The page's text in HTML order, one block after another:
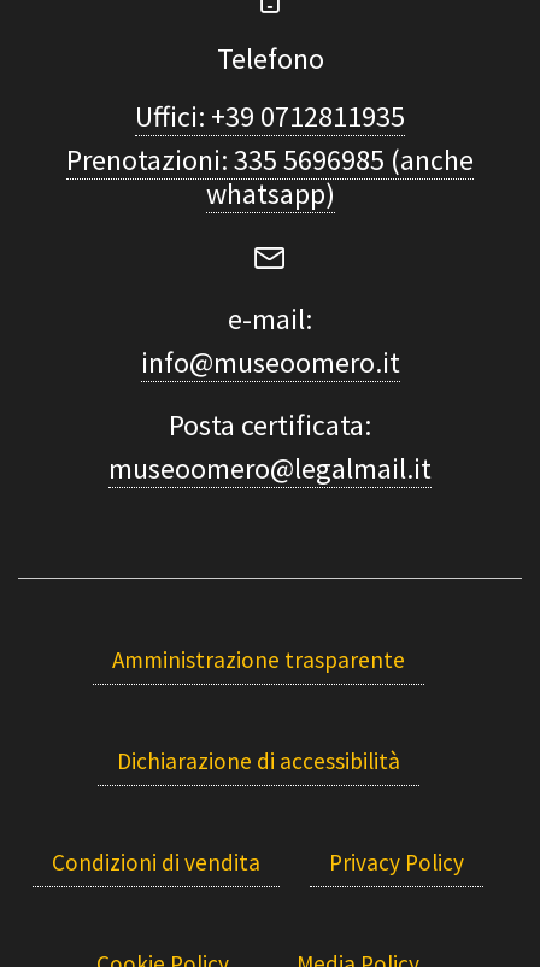
Telefono
Uffici: +39 0712811935
Prenotazioni: 335 5696985 (anche
whatsapp)
e-mail:
info@museoomero.it
Posta certificata:
museoomero@legalmail.it
Amministrazione trasparente
Dichiarazione di accessibilità
Condizioni di vendita Privacy Policy